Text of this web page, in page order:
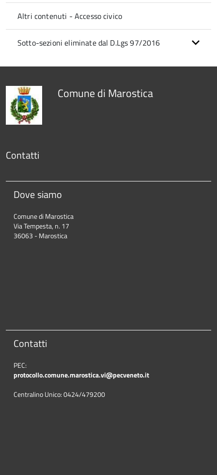
Altri contenuti - Accesso civico
Sotto-sezioni eliminate dal D.Lgs 97/2016
Comune di Marostica
Contatti
Dove siamo
Comune di Marostica
Via Tempesta, n. 17
36063 - Marostica
Contatti
PEC:
protocollo.comune.marostica.vi@pecveneto.it
Centralino Unico: 0424/479200